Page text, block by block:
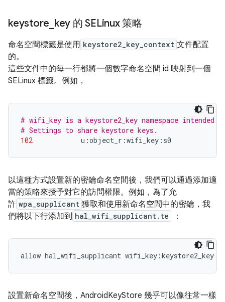
keystore key 的 SELinux 策略
命名空間標籤是使用 keystore2_key_context 文件配置
的。
這些文件中的每一行都將一個數字命名空間 id 映射到一個
SELinux 標籤。例如，
# wifi_key is a keystore2_key namespace intended
# Settings to share keystore keys.
102 u :object_r :wifi_key : s0
以這種方式設置新的密鑰命名空間後，我們可以通過添加適
當的策略來授予對它的訪問權限。例如，為了允
許 wpa_supplicant 獲取和使用新命名空間中的密鑰，我
們將以下行添加到 hal_wifi_supplicant.te ：
allow hal_wifi_supplicant wifi_key :keystore2_key
設置新命名空間後，AndroidKeyStore 幾乎可以像往常一樣